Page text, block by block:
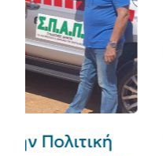
Δημοσιεύτηκε:
Πρόγραμμα